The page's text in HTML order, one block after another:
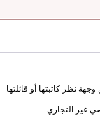
نظر كاتبتها أو قائلتها
غير التجاري